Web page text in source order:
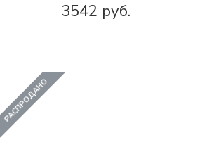
3542 руб.
РАСПРОДАНО